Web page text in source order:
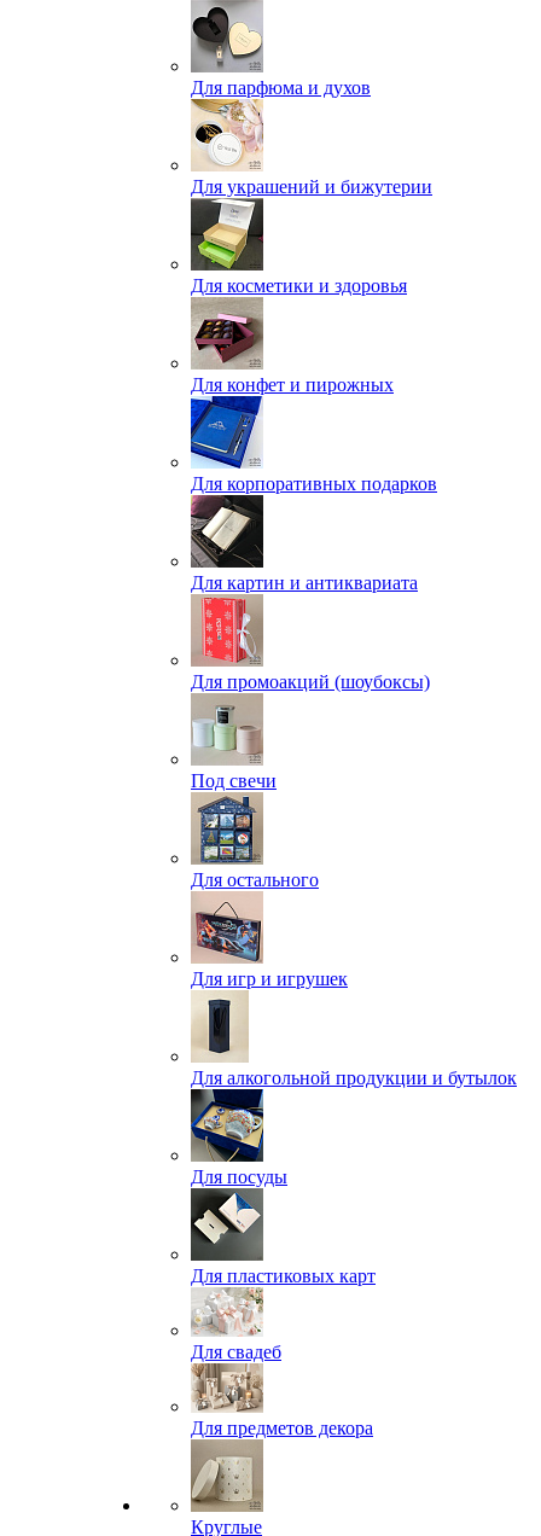
Для парфюма и духов
Для украшений и бижутерии
Для косметики и здоровья
Для конфет и пирожных
Для корпоративных подарков
Для картин и антиквариата
Для промоакций (шоубоксы)
Под свечи
Для остального
Для игр и игрушек
Для алкогольной продукции и бутылок
Для посуды
Для пластиковых карт
Для свадеб
Для предметов декора
Круглые